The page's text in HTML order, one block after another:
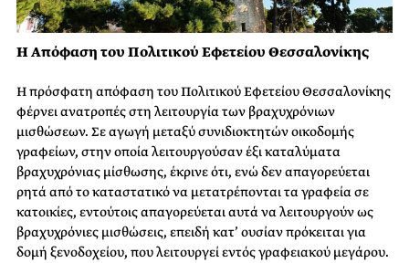
Η Απόφαση του Πολιτικού Εφετείου Θεσσαλονίκης
Η πρόσφατη απόφαση του Πολιτικού Εφετείου Θεσσαλονίκης
φέρνει ανατροπές στη λειτουργία των βραχυχρόνιων
μισθώσεων. Σε αγωγή μεταξύ συνιδιοκτητών οικοδομής
γραφείων, στην οποία λειτουργούσαν έξι καταλύματα
βραχυχρόνιας μίσθωσης, έκρινε ότι, ενώ δεν απαγορεύεται
ρητά από το καταστατικό να μετατρέπονται τα γραφεία σε
κατοικίες, εντούτοις απαγορεύεται αυτά να λειτουργούν ως
βραχυχρόνιες μισθώσεις, επειδή κατ’ ουσίαν πρόκειται για
δομή ξενοδοχείου, που λειτουργεί εντός γραφειακού μεγάρου.